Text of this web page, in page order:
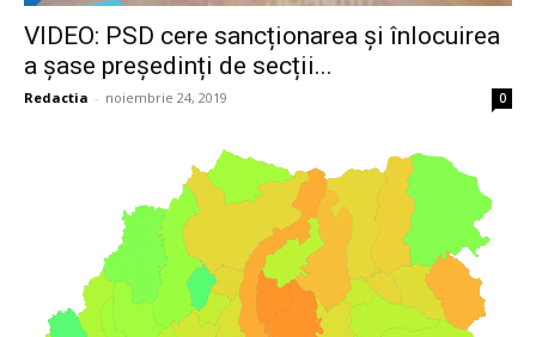
VIDEO: PSD cere sancționarea și înlocuirea
a șase președinți de secții...
Redactia - noiembrie 24, 2019 0